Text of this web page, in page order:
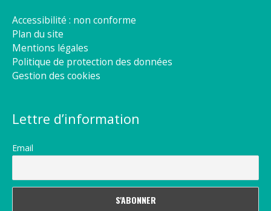
Accessibilité : non conforme
Plan du site
Mentions légales
Politique de protection des données
Gestion des cookies
Lettre d’information
Email